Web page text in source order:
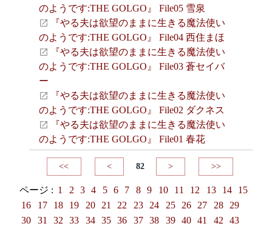
のようです:THE GOLGO』 File05 雪泉
『やる夫は欲望のままに生きる魔法使い
のようです:THE GOLGO』 File04 西住まほ
『やる夫は欲望のままに生きる魔法使い
のようです:THE GOLGO』 File03 蒼セイバ
ー
『やる夫は欲望のままに生きる魔法使い
のようです:THE GOLGO』 File02 ダクネス
『やる夫は欲望のままに生きる魔法使い
のようです:THE GOLGO』 File01 春花
<< < 82 > >>
ページ : 1 2 3 4 5 6 7 8 9 10 11 12 13 14
15
16
17 18 19 20 21 22 23 24 25 26 27 28
29
30
31 32 33 34 35 36 37 38 39 40 41 42 43